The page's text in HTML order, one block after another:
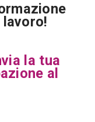
la tua
al